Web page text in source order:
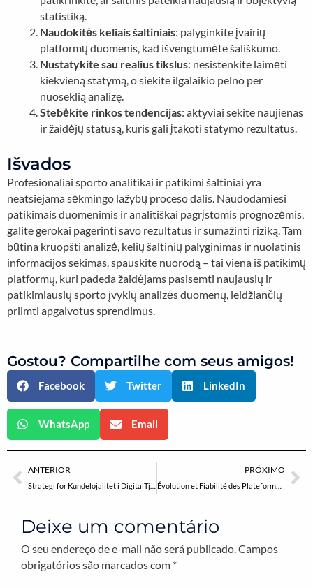
statistiką.
Naudokitės keliais šaltiniais: palyginkite įvairių
platformų duomenis, kad išvengtumėte šališkumo.
Nustatykite sau realius tikslus: nesistenkite laimėti
kiekvieną statymą, o siekite ilgalaikio pelno per
nuoseklią analizę.
Stebėkite rinkos tendencijas: aktyviai sekite naujienas
ir žaidėjų statusą, kuris gali įtakoti statymo rezultatus.
Išvados
Profesionaliai sporto analitikai ir patikimi šaltiniai yra
neatsiejama sėkmingo lažybų proceso dalis. Naudodamiesi
patikimais duomenimis ir analitiškai pagrįstomis prognozėmis,
galite gerokai pagerinti savo rezultatus ir sumažinti riziką. Tam
būtina kruopšti analizė, kelių šaltinių palyginimas ir nuolatinis
informacijos sekimas. spauskite nuorodą – tai viena iš patikimų
platformų, kuri padeda žaidėjams pasisemti naujausių ir
patikimiausių sporto įvykių analizės duomenų, leidžiančių
priimti apgalvotus sprendimus.
Gostou? Compartilhe com seus amigos!
Facebook Twitter LinkedIn
WhatsApp Email
Anterior
ANTERIOR PRÓXIMO
Évolution et Fiabilité des Plateformes de Casino en Ligne : Analyse Approfondie du Rôle de gLitzBets
Deixe um comentário
O seu endereço de e-mail não será publicado.Campos
obrigatórios são marcados com *